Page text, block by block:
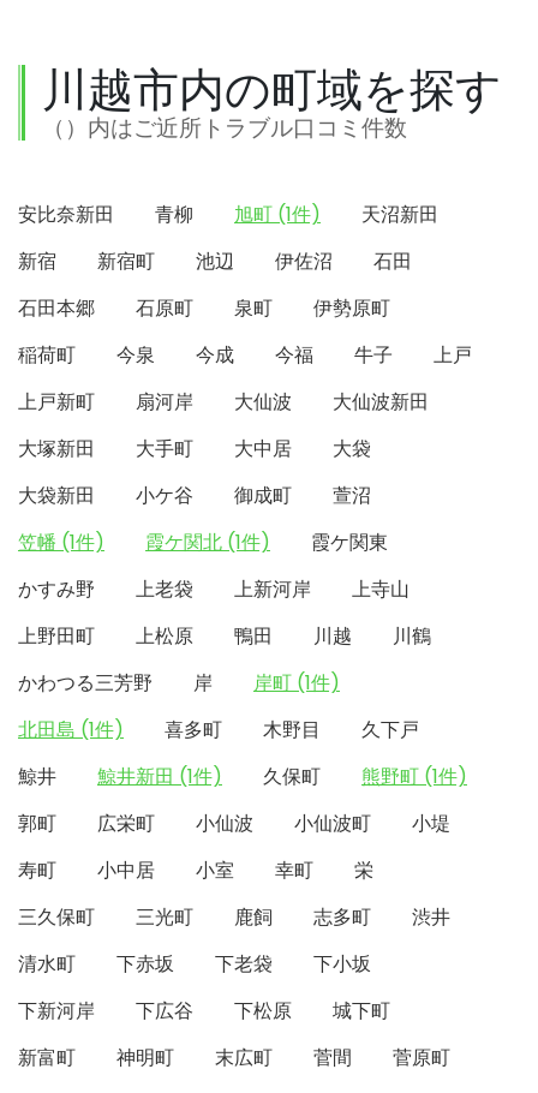
川越市内の町域を探す
（）内はご近所トラブル口コミ件数
安比奈新田 青柳 旭町 (1件)
天沼新田
新宿
新宿町 池辺 伊佐沼
石田
石田本郷
石原町 泉町
伊勢原町
稲荷町
今泉 今成 今福 牛子
上戸
上戸新町
扇河岸 大仙波
大仙波新田
大塚新田
大手町 大中居
大袋
大袋新田
小ケ谷 御成町
萱沼
笠幡 (1件)
霞ケ関北 (1件)
霞ケ関東
かすみ野
上老袋 上新河岸
上寺山
上野田町
上松原 鴨田 川越
川鶴
かわつる三芳野
岸
岸町 (1件)
北田島 (1件)
喜多町 木野目
久下戸
鯨井
鯨井新田 (1件) 久保町
熊野町 (1件)
郭町
広栄町 小仙波 小仙波町
小堤
寿町
小中居 小室 幸町
栄
三久保町
三光町 鹿飼 志多町
渋井
清水町
下赤坂 下老袋
下小坂
下新河岸
下広谷 下松原
城下町
新富町
神明町 末広町 菅間
菅原町